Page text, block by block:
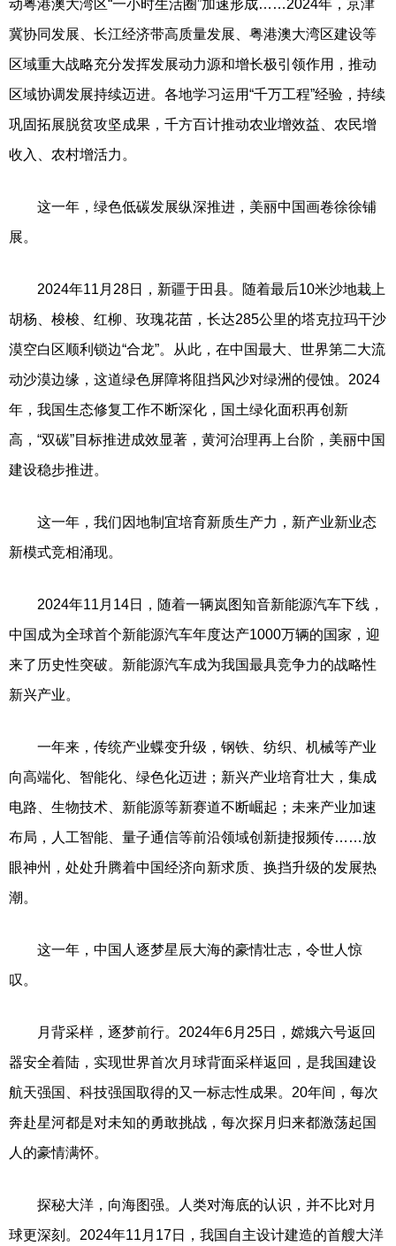
动粤港澳大湾区“一小时生活圈”加速形成……2024年，京津
冀协同发展、长江经济带高质量发展、粤港澳大湾区建设等
区域重大战略充分发挥发展动力源和增长极引领作用，推动
区域协调发展持续迈进。各地学习运用“千万工程”经验，持续
巩固拓展脱贫攻坚成果，千方百计推动农业增效益、农民增
收入、农村增活力。
这一年，绿色低碳发展纵深推进，美丽中国画卷徐徐铺
展。
2024年11月28日，新疆于田县。随着最后10米沙地栽上
胡杨、梭梭、红柳、玫瑰花苗，长达285公里的塔克拉玛干沙
漠空白区顺利锁边“合龙”。从此，在中国最大、世界第二大流
动沙漠边缘，这道绿色屏障将阻挡风沙对绿洲的侵蚀。2024
年，我国生态修复工作不断深化，国土绿化面积再创新
高，“双碳”目标推进成效显著，黄河治理再上台阶，美丽中国
建设稳步推进。
这一年，我们因地制宜培育新质生产力，新产业新业态
新模式竞相涌现。
2024年11月14日，随着一辆岚图知音新能源汽车下线，
中国成为全球首个新能源汽车年度达产1000万辆的国家，迎
来了历史性突破。新能源汽车成为我国最具竞争力的战略性
新兴产业。
一年来，传统产业蝶变升级，钢铁、纺织、机械等产业
向高端化、智能化、绿色化迈进；新兴产业培育壮大，集成
电路、生物技术、新能源等新赛道不断崛起；未来产业加速
布局，人工智能、量子通信等前沿领域创新捷报频传……放
眼神州，处处升腾着中国经济向新求质、换挡升级的发展热
潮。
这一年，中国人逐梦星辰大海的豪情壮志，令世人惊
叹。
月背采样，逐梦前行。2024年6月25日，嫦娥六号返回
器安全着陆，实现世界首次月球背面采样返回，是我国建设
航天强国、科技强国取得的又一标志性成果。20年间，每次
奔赴星河都是对未知的勇敢挑战，每次探月归来都激荡起国
人的豪情满怀。
探秘大洋，向海图强。人类对海底的认识，并不比对月
球更深刻。2024年11月17日，我国自主设计建造的首艘大洋